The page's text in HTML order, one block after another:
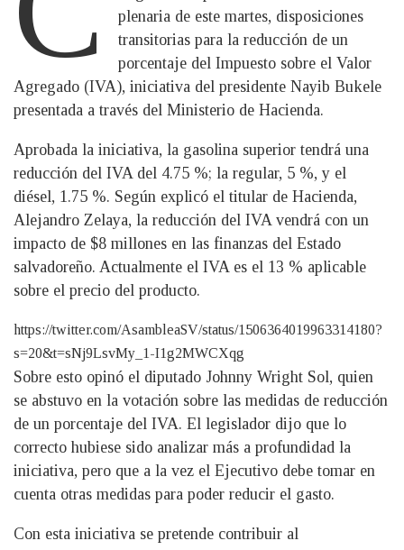
plenaria de este martes, disposiciones
transitorias para la reducción de un
porcentaje del Impuesto sobre el Valor
Agregado (IVA), iniciativa del presidente Nayib Bukele
presentada a través del Ministerio de Hacienda.
Aprobada la iniciativa, la gasolina superior tendrá una
reducción del IVA del 4.75 %; la regular, 5 %, y el
diésel, 1.75 %. Según explicó el titular de Hacienda,
Alejandro Zelaya, la reducción del IVA vendrá con un
impacto de $8 millones en las finanzas del Estado
salvadoreño. Actualmente el IVA es el 13 % aplicable
sobre el precio del producto.
https://twitter.com/AsambleaSV/status/1506364019963314180?
s=20&t=sNj9LsvMy_1-I1g2MWCXqg
Sobre esto opinó el diputado Johnny Wright Sol, quien
se abstuvo en la votación sobre las medidas de reducción
de un porcentaje del IVA. El legislador dijo que lo
correcto hubiese sido analizar más a profundidad la
iniciativa, pero que a la vez el Ejecutivo debe tomar en
cuenta otras medidas para poder reducir el gasto.
Con esta iniciativa se pretende contribuir al